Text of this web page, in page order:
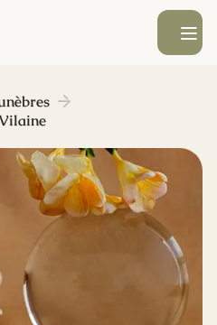
Ouvrir le